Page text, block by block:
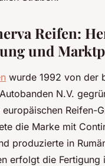
Reifen:
und
wurde 1992 von der
N.V.
Reifen-
die Marke mit
produzierte in
erfolgt die Fertigung